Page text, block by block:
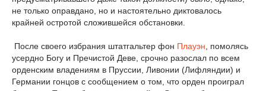
не только оправдано, но и настоятельно диктовалось
крайней остротой сложившейся обстановки.
После своего избрания штатгальтер фон Плауэн , помолясь
усердно Богу и Пречистой Деве, срочно разослал по всем
орденским владениям в Пруссии, Ливонии (Лифляндии) и
Германии гонцов с сообщением о том, что орден проиграл